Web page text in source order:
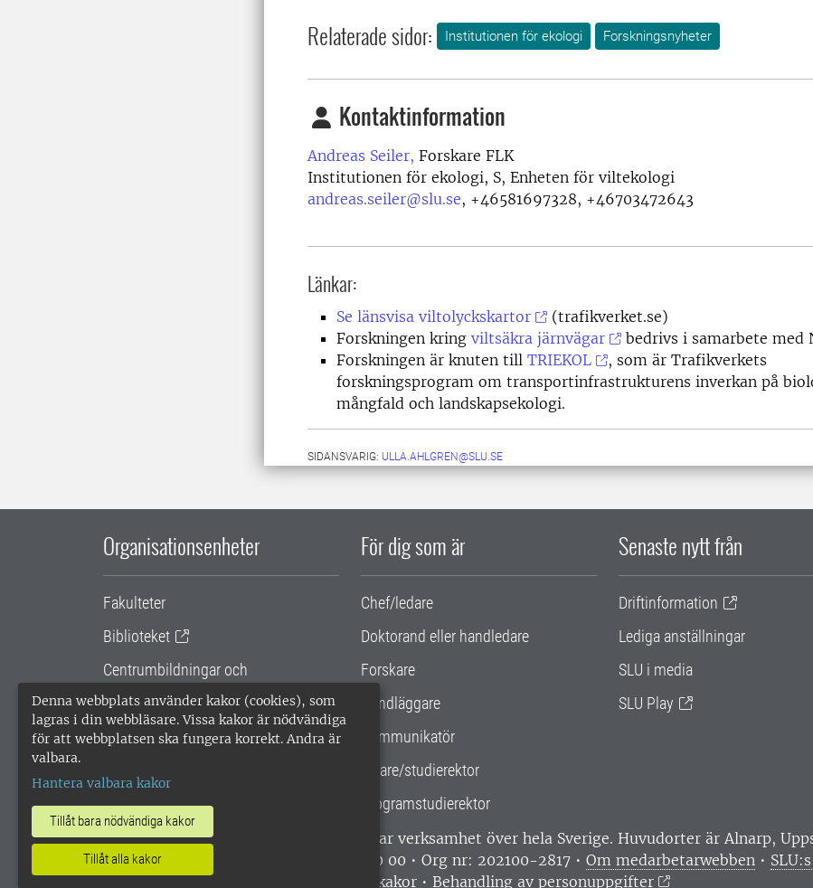
Denna webbplats använder kakor (cookies), som
lagras i din webbläsare. Vissa kakor är nödvändiga
för att webbplatsen ska fungera korrekt. Andra är
valbara.
Hantera valbara kakor
Tillåt bara nödvändiga kakor
Tillåt alla kakor
Relaterade sidor: Institutionen för ekologi Forskningsnyheter
Kontaktinformation
Andreas Seiler, Forskare FLK
Institutionen för ekologi, S, Enheten för viltekologi
andreas.seiler@slu.se, +46581697328, +46703472643
Länkar:
Se länsvisa viltolyckskartor
(trafikverket.se)
Forskningen kring viltsäkra järnvägar
bedrivs i samarbete med
Forskningen är knuten till TRIEKOL
, som är Trafikverkets
forskningsprogram om transportinfrastrukturens inverkan på
mångfald och landskapsekologi.
SIDANSVARIG: ULLA.AHLGREN@SLU.SE
Organisationsenheter
Fakulteter
Biblioteket
Centrumbildningar och
samarbetsprojekt
Gemensamma verksamhetsstödet
För dig som är
Chef/ledare
Doktorand eller handledare
Forskare
Handläggare
Kommunikatör
Lärare/studierektor
Programstudierektor
Senaste nytt från
Driftinformation
Lediga anställningar
SLU i media
SLU Play
SLU, Sveriges lantbruksuniversitet, har verksamhet över hela Sverige. Huvudorter är Alnarp,
enligt ISO 14001. •
Telefon: 018-67 10 00 • Org nr: 202100-2817 • Om medarbetarwebben •
webbplatser
Hantera kakor •Behandling av personuppgifter